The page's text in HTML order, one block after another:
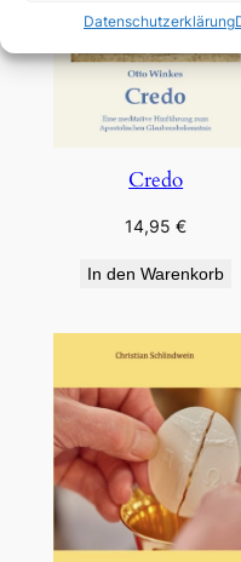
Datenschutzerklärung
Credo
14,95€
In den Warenkorb